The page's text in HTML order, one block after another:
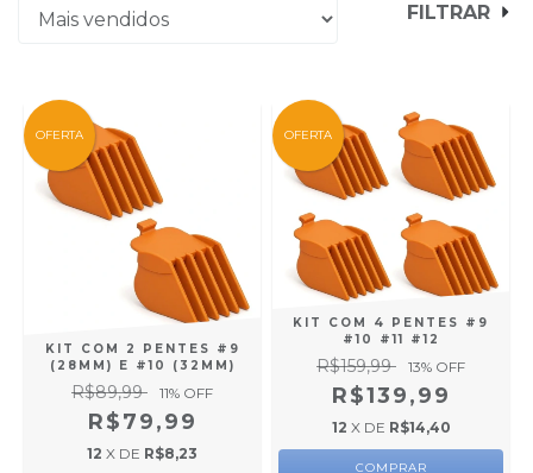
FILTRAR
OFERTA
KIT COM 2 PENTES #9
(28MM) E #10 (32MM)
R$89,99 11% OFF
R$79,99
12 X DE R$8,23
OFERTA
KIT COM 4 PENTES #9
#10 #11 #12
R$159,99 13% OFF
R$139,99
12 X DE R$14,40